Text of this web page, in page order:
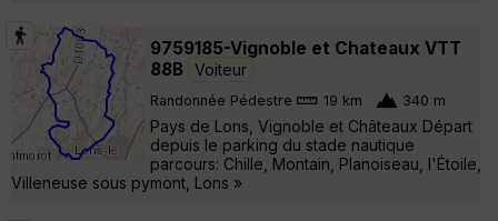
9759185-Vignoble et Chateaux VTT
88B
Voiteur
Randonnée Pédestre 19 km 340 m
Pays de Lons, Vignoble et Châteaux Départ
depuis le parking du stade nautique
parcours: Chille, Montain, Planoiseau, l'Étoile,
Villeneuse sous pymont, Lons »